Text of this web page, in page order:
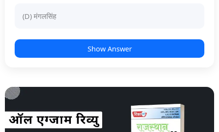
(D) मंगलसिंह
Show Answer